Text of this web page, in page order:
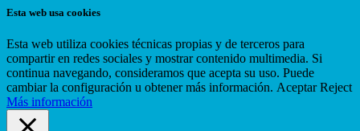
Esta web usa cookies
Esta web utiliza cookies técnicas propias y de terceros para
compartir en redes sociales y mostrar contenido multimedia. Si
continua navegando, consideramos que acepta su uso. Puede
cambiar la configuración u obtener más información. Aceptar Reject
Más información